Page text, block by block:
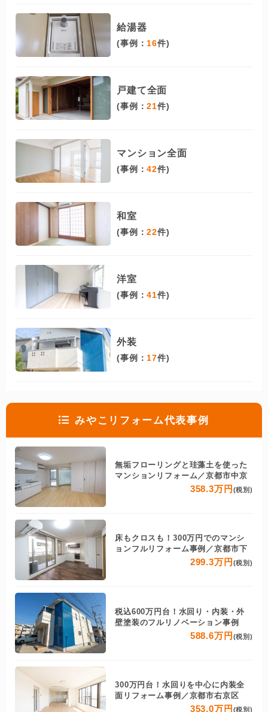
給湯器
(事例： 16件)
戸建て全面
(事例：21件)
マンション全面
(事例：42件)
和室
(事例：22件)
洋室
(事例：41件)
外装
(事例： 17件)
みやこリフォーム代表事例
無垢フローリングと珪藻土を使った
マンションリフォーム／京都市中京
358.3万円 (税別)
床もクロスも！300万円でのマンシ
ョンフルリフォーム事例／京都市下
299.3万円 (税別)
税込600万円台！水回り・内装・外
壁塗装のフルリノベーション事例
588.6万円 (税別)
300万円台！水回りを中心に内装全
面リフォーム事例／京都市右京区
353.0万円 (税別)